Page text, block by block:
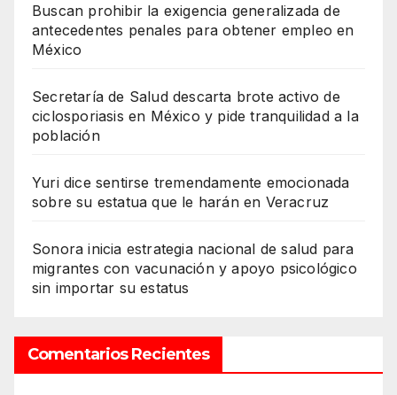
Buscan prohibir la exigencia generalizada de
antecedentes penales para obtener empleo en
México
Secretaría de Salud descarta brote activo de
ciclosporiasis en México y pide tranquilidad a la
población
Yuri dice sentirse tremendamente emocionada
sobre su estatua que le harán en Veracruz
Sonora inicia estrategia nacional de salud para
migrantes con vacunación y apoyo psicológico
sin importar su estatus
Comentarios Recientes